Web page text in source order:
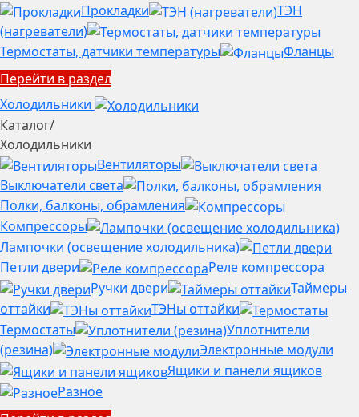
Прокладки
ТЭН
(нагреватели)
Термостаты, датчики температуры
Фланцы
Перейти в раздел
Холодильники
Каталог/
Холодильники
Вентиляторы
Выключатели света
Полки, балконы, обрамления
Компрессоры
Лампочки (освещение холодильника)
Петли двери
Реле компрессора
Ручки двери
Таймеры
оттайки
ТЭНы оттайки
Термостаты
Уплотнители
(резина)
Электронные модули
Ящики и панели ящиков
Разное